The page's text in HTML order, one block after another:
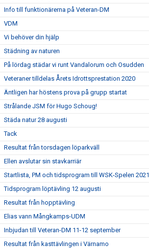
Info till funktionärerna på Veteran-DM
VDM
Vi behöver din hjälp
Städning av naturen
På lördag städar vi runt Vandalorum och Osudden
Veteraner tilldelas Årets Idrottsprestation 2020
Äntligen har höstens prova på grupp startat
Strålande JSM för Hugo Schoug!
Städa natur 28 augusti
Tack
Resultat från torsdagen löparkväll
Ellen avslutar sin stavkarriär
Startlista, PM och tidsprogram till WSK-Spelen 2021
Tidsprogram löptävling 12 augusti
Resultat från hopptävling
Elias vann Mångkamps-UDM
Inbjudan till Veteran-DM 11-12 september
Resultat från kasttävlingen i Värnamo